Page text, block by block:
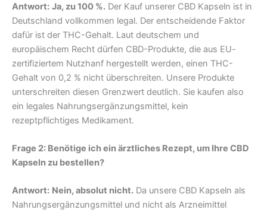
Antwort: Ja, zu 100 %. Der Kauf unserer CBD Kapseln ist in
Deutschland vollkommen legal. Der entscheidende Faktor
dafür ist der THC-Gehalt. Laut deutschem und
europäischem Recht dürfen CBD-Produkte, die aus EU-
zertifiziertem Nutzhanf hergestellt werden, einen THC-
Gehalt von 0,2 % nicht überschreiten. Unsere Produkte
unterschreiten diesen Grenzwert deutlich. Sie kaufen also
ein legales Nahrungsergänzungsmittel, kein
rezeptpflichtiges Medikament.
Frage 2: Benötige ich ein ärztliches Rezept, um Ihre CBD
Kapseln zu bestellen?
Antwort: Nein, absolut nicht. Da unsere CBD Kapseln als
Nahrungsergänzungsmittel und nicht als Arzneimittel